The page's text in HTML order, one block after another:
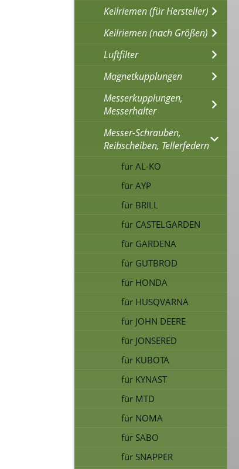
Keilriemen (für Hersteller)
Keilriemen (nach Größen)
Luftfilter
Magnetkupplungen
Messerkupplungen,
Messerhalter
Messer-Schrauben,
Reibscheiben, Tellerfedern
für AL-KO
für AYP
für BRILL
für CASTELGARDEN
für GARDENA
für GUTBROD
für HONDA
für HUSQVARNA
für JOHN DEERE
für JONSERED
für KUBOTA
für KYNAST
für MTD
für NOMA
für SABO
für SNAPPER